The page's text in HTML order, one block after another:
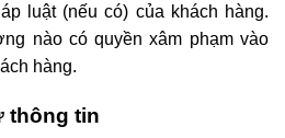
luật (nếu có) của khách hàng.
nào có quyền xâm phạm vào
hàng.
thông tin